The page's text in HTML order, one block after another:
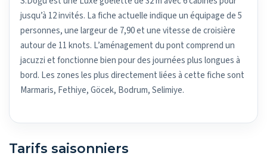
jusqu’à 12 invités. La fiche actuelle indique un équipage de 5
personnes, une largeur de 7,90 et une vitesse de croisière
autour de 11 knots. L’aménagement du pont comprend un
jacuzzi et fonctionne bien pour des journées plus longues à
bord. Les zones les plus directement liées à cette fiche sont
Marmaris, Fethiye, Göcek, Bodrum, Selimiye.
Tarifs saisonniers